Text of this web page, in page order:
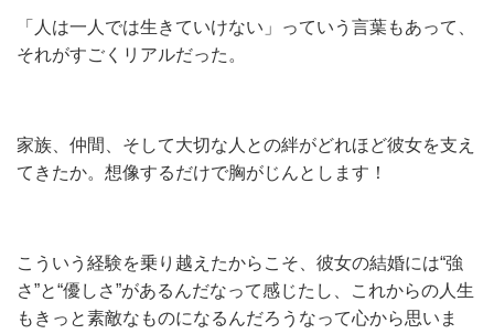
「人は一人では生きていけない」っていう言葉もあって、
それがすごくリアルだった。
家族、仲間、そして大切な人との絆がどれほど彼女を支え
てきたか。想像するだけで胸がじんとします！
こういう経験を乗り越えたからこそ、彼女の結婚には“強
さ”と“優しさ”があるんだなって感じたし、これからの人生
もきっと素敵なものになるんだろうなって心から思いま